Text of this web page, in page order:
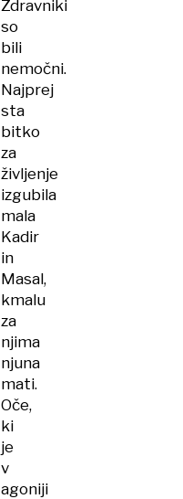
Zdravniki
so
bili
nemočni.
Najprej
sta
bitko
za
življenje
izgubila
mala
Kadir
in
Masal,
kmalu
za
njima
njuna
mati.
Oče,
ki
je
v
agoniji